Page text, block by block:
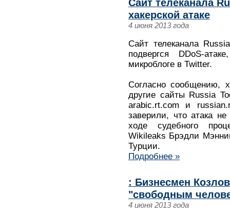
Сайт телеканала
хакерской атаке
4 июня 2013 года
Сайт телеканала
подвергся DDoS-
микроблоге в Twitter.
Согласно сообщению,
другие сайты Russia
arabic.rt.com и
заверили, что атака
ходе судебного
Wikileaks Брэдли
Турции.
Подробнее »
: Бизнесмен
"свободным
4 июня 2013 года